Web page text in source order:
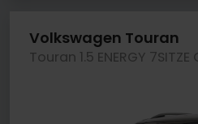
Volkswagen Touran